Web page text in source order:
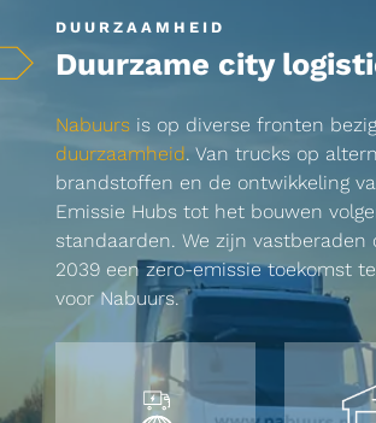
DUURZAAMHEID
Duurzame city
Nabuursis op diverse fronten
duurzaamheid. Van trucks op
brandstoffen en de ontwikkeling
Emissie Hubs tot het bouwen
standaarden. We zijn vastberaden
2039 een zero-emissie toekomst
voor Nabuurs.